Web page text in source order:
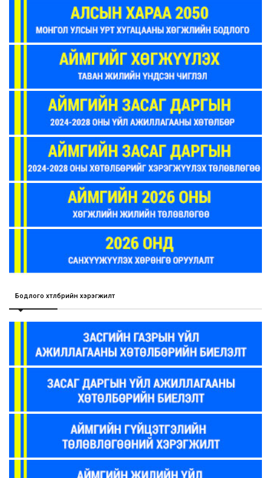
Бодлого хөтөлбөрийн хэрэгжилт